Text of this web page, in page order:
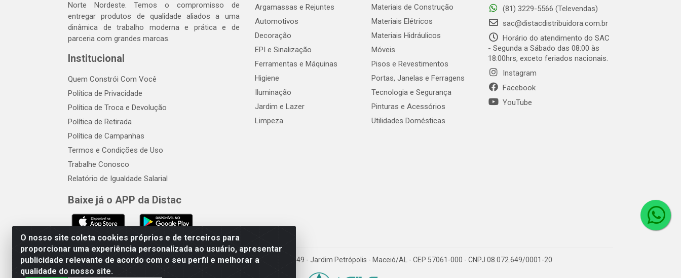
O nosso site coleta cookies próprios e de terceiros para
proporcionar uma experiência personalizada ao usuário, apresentar
publicidade relevante de acordo com o seu perfil e melhorar a
qualidade do nosso site.
Norte Nordeste. Temos o compromisso de
entregar produtos de qualidade aliados a uma
dinâmica de trabalho moderna e prática e de
parceria com grandes marcas.
Institucional
Quem Constrói Com Você
Política de Privacidade
Política de Troca e Devolução
Política de Retirada
Política de Campanhas
Termos e Condições de Uso
Trabalhe Conosco
Relatório de Igualdade Salarial
Baixe já o APP da Distac
Argamassas e Rejuntes
Automotivos
Decoração
EPI e Sinalização
Ferramentas e Máquinas
Higiene
Iluminação
Jardim e Lazer
Limpeza
Materiais de Construção
Materiais Elétricos
Materiais Hidráulicos
Móveis
Pisos e Revestimentos
Portas, Janelas e Ferragens
Tecnologia e Segurança
Pinturas e Acessórios
Utilidades Domésticas
(81) 3229-5566 (Televendas)
sac@distacdistribuidora.com.br
Horário do atendimento do SAC
- Segunda a Sábado das 08:00 às
18:00hrs, exceto feriados nacionais.
Instagram
Facebook
YouTube
Distac Distribuidora - Av. Durval de Góes Monteiro, 7049 - Jardim Petrópolis - Maceió/AL - CEP 57061-000 - CNPJ 08.072.649/0001-20